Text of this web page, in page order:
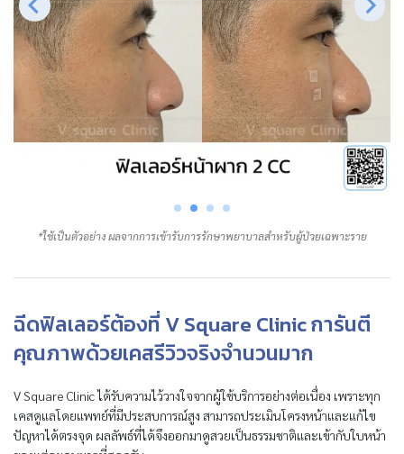
*ใช้เป็นตัวอย่าง ผลจากการเข้ารับการรักษาพยาบาลสำหรับผู้ป่วยเฉพาะราย
ฉีดฟิลเลอร์ต้องที่ V Square Clinic การันตี
คุณภาพด้วยเคสรีวิวจริงจำนวนมาก
V Square Clinic ได้รับความไว้วางใจจากผู้ใช้บริการอย่างต่อเนื่อง เพราะทุก
เคสดูแลโดยแพทย์ที่มีประสบการณ์สูง สามารถประเมินโครงหน้าและแก้ไข
ปัญหาได้ตรงจุด ผลลัพธ์ที่ได้จึงออกมาดูสวยเป็นธรรมชาติและเข้ากับใบหน้า